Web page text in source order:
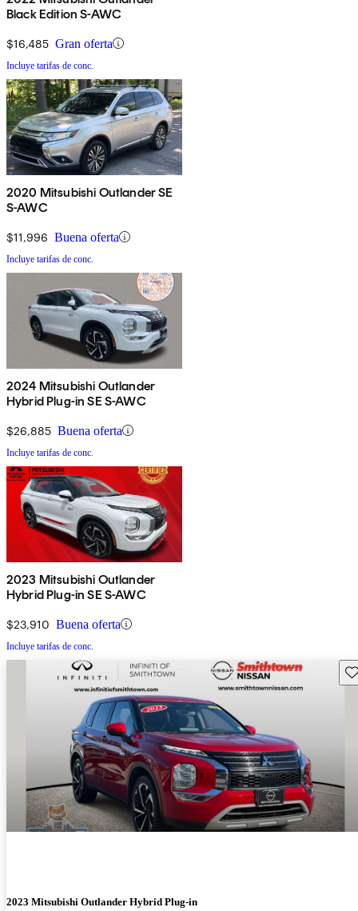
Black Edition S-AWC
$16,485 Gran oferta
Incluye tarifas de conc.
2020 Mitsubishi Outlander SE
S-AWC
$11,996 Buena oferta
Incluye tarifas de conc.
2024 Mitsubishi Outlander
Hybrid Plug-in SE S-AWC
$26,885 Buena oferta
Incluye tarifas de conc.
2023 Mitsubishi Outlander
Hybrid Plug-in SE S-AWC
$23,910 Buena oferta
Incluye tarifas de conc.
2023 Mitsubishi Outlander Hybrid Plug-in